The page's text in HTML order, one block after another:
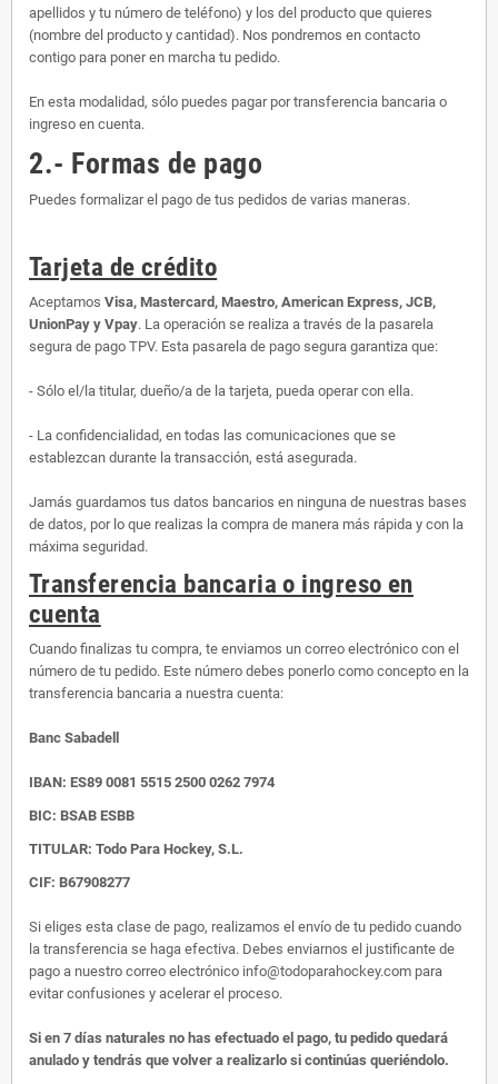
apellidos y tu número de teléfono) y los del producto que quieres
(nombre del producto y cantidad). Nos pondremos en contacto
contigo para poner en marcha tu pedido.
En esta modalidad, sólo puedes pagar por transferencia bancaria o
ingreso en cuenta.
2.- Formas de pago
Puedes formalizar el pago de tus pedidos de varias maneras.
Tarjeta de crédito
Aceptamos Visa, Mastercard, Maestro, American Express, JCB,
UnionPay y Vpay. La operación se realiza a través de la pasarela
segura de pago TPV. Esta pasarela de pago segura garantiza que:
- Sólo el/la titular, dueño/a de la tarjeta, pueda operar con ella.
- La confidencialidad, en todas las comunicaciones que se
establezcan durante la transacción, está asegurada.
Jamás guardamos tus datos bancarios en ninguna de nuestras bases
de datos, por lo que realizas la compra de manera más rápida y con la
máxima seguridad.
Transferencia bancaria o ingreso en
cuenta
Cuando finalizas tu compra, te enviamos un correo electrónico con el
número de tu pedido. Este número debes ponerlo como concepto en la
transferencia bancaria a nuestra cuenta:
Banc Sabadell
IBAN: ES89 0081 5515 2500 0262 7974
BIC: BSAB ESBB
TITULAR: Todo Para Hockey, S.L.
CIF: B67908277
Si eliges esta clase de pago, realizamos el envío de tu pedido cuando
la transferencia se haga efectiva. Debes enviarnos el justificante de
pago a nuestro correo electrónico info@todoparahockey.com para
evitar confusiones y acelerar el proceso.
Si en 7 días naturales no has efectuado el pago, tu pedido quedará
anulado y tendrás que volver a realizarlo si continúas queriéndolo.